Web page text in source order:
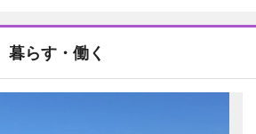
暮らす・働く